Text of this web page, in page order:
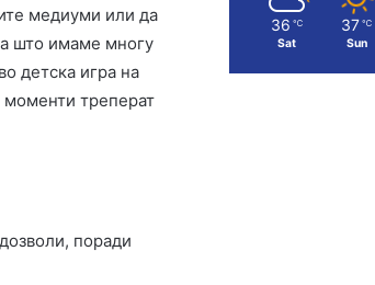
медиуми или да
што имаме многу
детска игра на
моменти треперат
поради
36 ℃
Sat
37 ℃
Sun